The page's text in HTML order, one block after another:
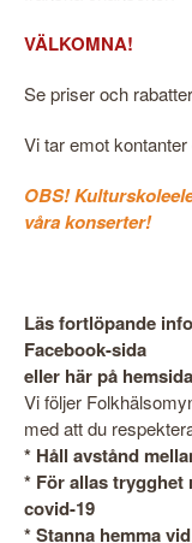
VÄLKOMNA!
Se priser och
Vi tar emot
OBS!
våra konserter!
Läs fortlöpande
Facebook-sida
eller här på
Vi följer
med att du
* Håll avstånd
* För allas trygghet
covid-19
* Stanna hemma